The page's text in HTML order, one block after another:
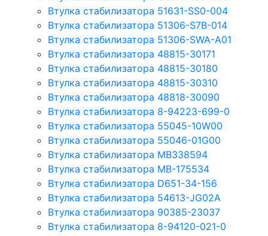
Втулка стабилизатора 51631-SS0-004
Втулка стабилизатора 51306-S7B-014
Втулка стабилизатора 51306-SWA-A01
Втулка стабилизатора 48815-30171
Втулка стабилизатора 48815-30180
Втулка стабилизатора 48815-30310
Втулка стабилизатора 48818-30090
Втулка стабилизатора 8-94223-699-0
Втулка стабилизатора 55045-10W00
Втулка стабилизатора 55046-01G00
Втулка стабилизатора MB338594
Втулка стабилизатора MB-175534
Втулка стабилизатора D651-34-156
Втулка стабилизатора 54613-JG02A
Втулка стабилизатора 90385-23037
Втулка стабилизатора 8-94120-021-0